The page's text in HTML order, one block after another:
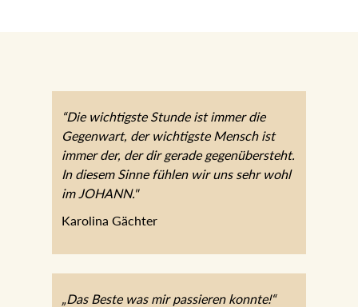
“Die wichtigste Stunde ist immer die
Gegenwart, der wichtigste Mensch ist
immer der, der dir gerade gegenübersteht.
In diesem Sinne fühlen wir uns sehr wohl
im JOHANN."
Karolina Gächter
„Das Beste was mir passieren konnte!“